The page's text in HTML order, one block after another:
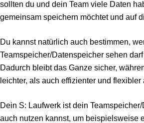
sollten du und dein Team viele Daten
gemeinsam speichern möchtet und auf
Du kannst natürlich auch bestimmen,
Teamspeicher/Datenspeicher sehen
Dadurch bleibt das Ganze sicher,
leichter, als auch effizienter und flexibler
Dein S: Laufwerk ist dein
auch nutzen kannst, um beispielsweise